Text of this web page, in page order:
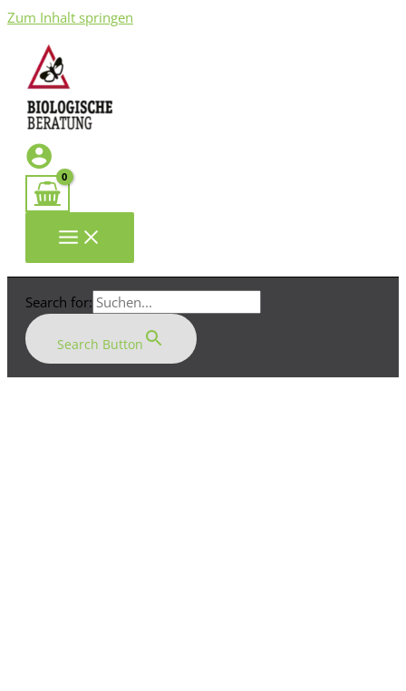
Zum Inhalt springen
Search for:
Search Button